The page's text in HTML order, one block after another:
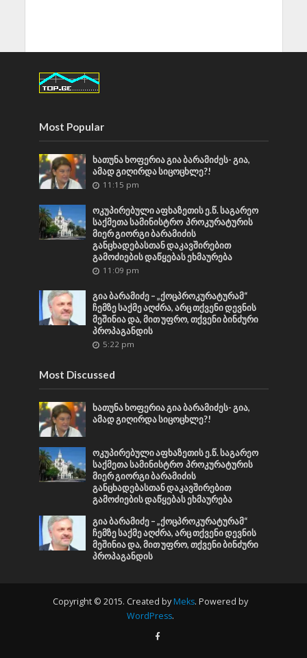
Most Popular
ხათუნა ხოფერია გია ბარამიძეს- გია,
ამად გიღირდა სიცოცხლე?!
11:15 pm
ოკუპირებული აფხაზეთის ე.წ. საგარეო
საქმეთა სამინისტრო პროკურატურის
მიერ გიორგი ბარამიძის
განცხადებასთან დაკავშირებით
გამოძიების დაწყებას ეხმაურება
11:09 pm
გია ბარამიძე – „ქოცპროკურატურამ“
ჩემზე საქმე აღძრა, არც თქვენი დევნის
მეშინია და, მით უფრო, თქვენი ბინძური
პროპაგანდის
5:22 pm
Most Discussed
ხათუნა ხოფერია გია ბარამიძეს- გია,
ამად გიღირდა სიცოცხლე?!
ოკუპირებული აფხაზეთის ე.წ. საგარეო
საქმეთა სამინისტრო პროკურატურის
მიერ გიორგი ბარამიძის
განცხადებასთან დაკავშირებით
გამოძიების დაწყებას ეხმაურება
გია ბარამიძე – „ქოცპროკურატურამ“
ჩემზე საქმე აღძრა, არც თქვენი დევნის
მეშინია და, მით უფრო, თქვენი ბინძური
პროპაგანდის
Copyright © 2015. Created by Meks. Powered by
WordPress.